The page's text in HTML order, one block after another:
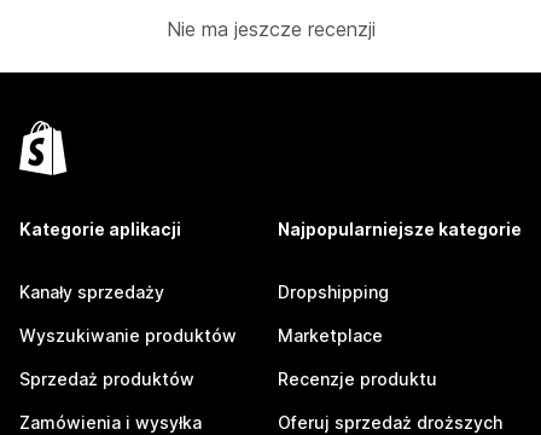
Nie ma jeszcze recenzji
Kategorie aplikacji
Kanały sprzedaży
Wyszukiwanie produktów
Sprzedaż produktów
Zamówienia i wysyłka
Najpopularniejsze kategorie
Dropshipping
Marketplace
Recenzje produktu
Oferuj sprzedaż droższych